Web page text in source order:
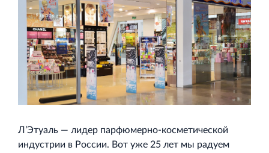
Аренда недвижимости в Санкт‐Петербурге
и Ленинградской области
Строительная система ROSSTRO‐VELOX
Л’Этуаль — лидер парфюмерно-косметической
индустрии в России. Вот уже 25 лет мы радуем